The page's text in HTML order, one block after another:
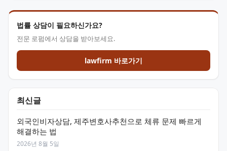
법률 상담이 필요하신가요?
전문 로펌에서 상담을 받아보세요.
lawfirm 바로가기
최신글
외국인비자상담, 제주변호사추천으로 체류 문제 빠르게
해결하는 법
2026년 8월 5일